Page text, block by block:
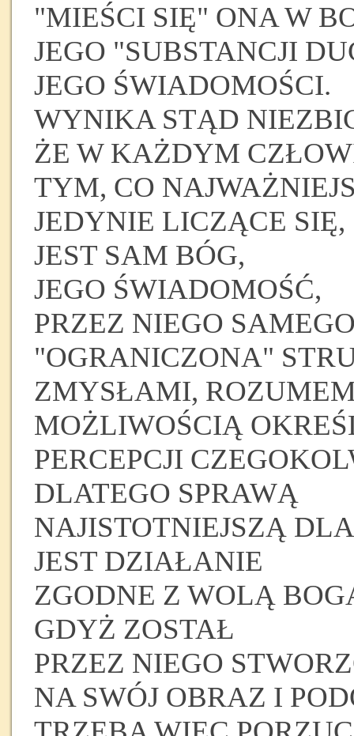
"MIEŚCI SIĘ" ONA W
JEGO "SUBSTANCJI
JEGO ŚWIADOMOŚCI.
WYNIKA STĄD
ŻE W KAŻDYM
TYM, CO
JEDYNIE LICZĄCE SIĘ,
JEST SAM BÓG,
JEGO ŚWIADOMOŚĆ,
PRZEZ NIEGO
"OGRANICZONA"
ZMYSŁAMI,
MOŻLIWOŚCIĄ
PERCEPCJI
DLATEGO SPRAWĄ
NAJISTOTNIEJSZĄ
JEST DZIAŁANIE
ZGODNE Z WOLĄ
GDYŻ ZOSTAŁ
PRZEZ NIEGO
NA SWÓJ OBRAZ I